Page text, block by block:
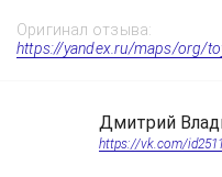
Оригинал отзыва:
https://yandex.ru/maps/org/
Дмитрий
https://vk.com/